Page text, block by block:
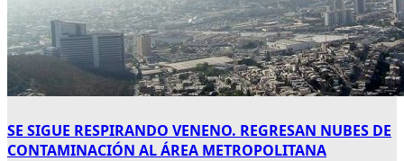
SE SIGUE RESPIRANDO VENENO. REGRESAN NUBES DE
CONTAMINACIÓN AL ÁREA METROPOLITANA